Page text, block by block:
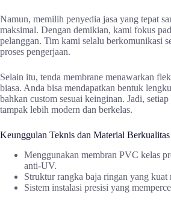
Namun, memilih penyedia jasa yang tepat
maksimal. Dengan demikian, kami fokus
pelanggan. Tim kami selalu berkomunikasi
proses pengerjaan.
Selain itu, tenda membrane menawarkan
biasa. Anda bisa mendapatkan bentuk
bahkan custom sesuai keinginan. Jadi,
tampak lebih modern dan berkelas.
Keunggulan Teknis dan Material Berkualitas
Menggunakan membran PVC kelas
anti-UV.
Struktur rangka baja ringan yang kuat
Sistem instalasi presisi yang